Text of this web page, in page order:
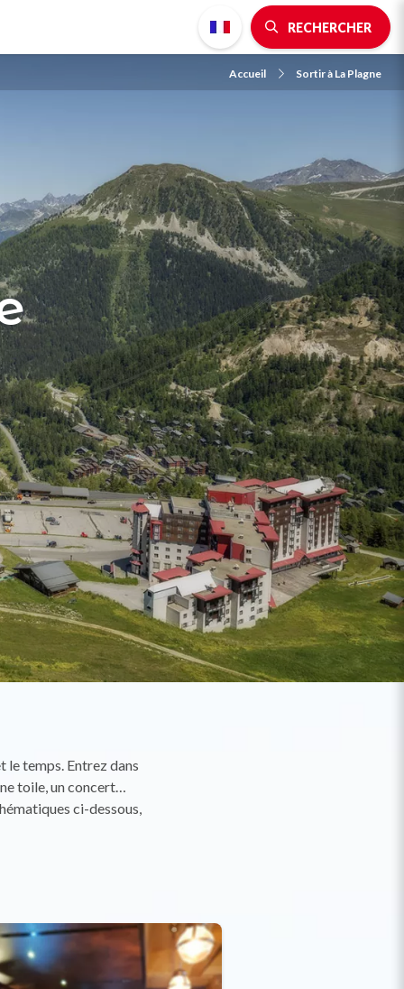
RECHERCHER
Accueil Sortir à La Plagne
le temps. Entrez dans
toile, un concert…
ci-dessous,